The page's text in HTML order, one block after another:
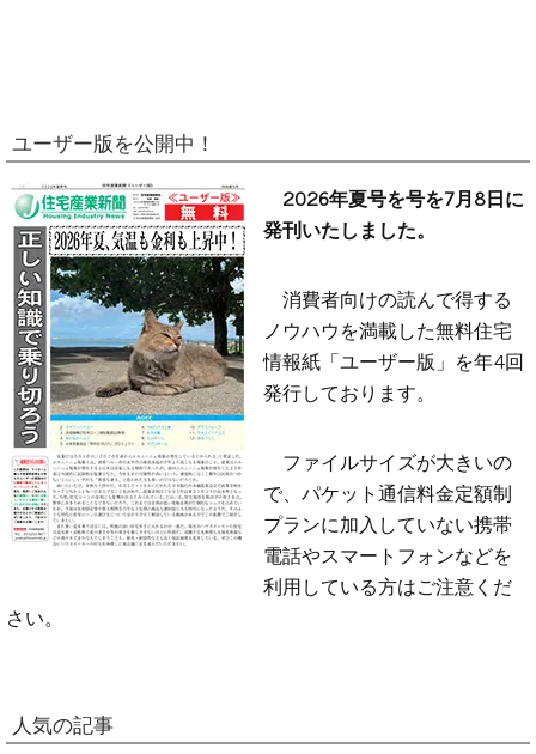
ユーザー版を公開中！
2026年夏号を号を7月8日に
発刊いたしました。
消費者向けの読んで得する
ノウハウを満載した無料住宅
情報紙「ユーザー版」を年4回
発行しております。
ファイルサイズが大きいの
で、パケット通信料金定額制
プランに加入していない携帯
電話やスマートフォンなどを
利用している方はご注意くだ
さい。
人気の記事